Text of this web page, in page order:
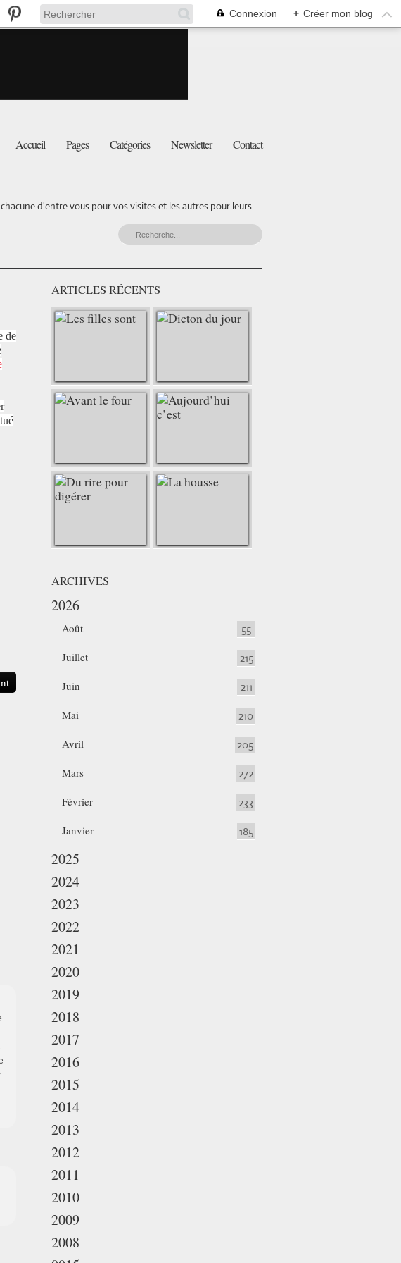
Connexion + Créer mon blog
Accueil Pages Catégories Newsletter Contact
d'entre vous pour vos visites et les autres pour leurs
de
ARTICLES RÉCENTS
ARCHIVES
2026
Août 55
Juillet 215
Juin 211
Mai 210
Avril 205
Mars 272
Février 233
Janvier 185
2025
2024
2023
2022
2021
2020
2019
2018
2017
2016
2015
2014
2013
2012
2011
2010
2009
2008